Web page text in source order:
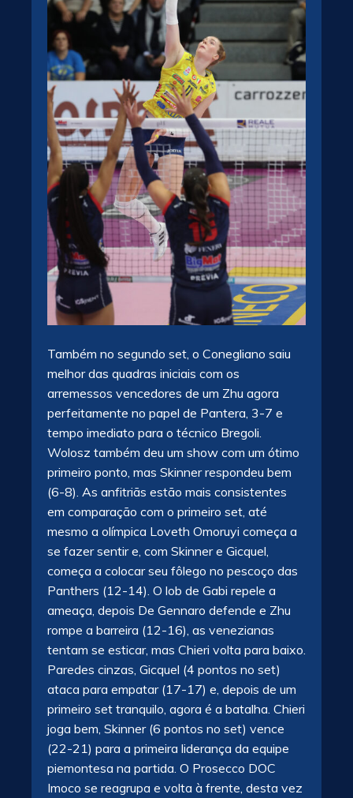
Também no segundo set, o Conegliano saiu
melhor das quadras iniciais com os
arremessos vencedores de um Zhu agora
perfeitamente no papel de Pantera, 3-7 e
tempo imediato para o técnico Bregoli.
Wolosz também deu um show com um ótimo
primeiro ponto, mas Skinner respondeu bem
(6-8). As anfitriãs estão mais consistentes
em comparação com o primeiro set, até
mesmo a olímpica Loveth Omoruyi começa a
se fazer sentir e, com Skinner e Gicquel,
começa a colocar seu fôlego no pescoço das
Panthers (12-14). O lob de Gabi repele a
ameaça, depois De Gennaro defende e Zhu
rompe a barreira (12-16), as venezianas
tentam se esticar, mas Chieri volta para baixo.
Paredes cinzas, Gicquel (4 pontos no set)
ataca para empatar (17-17) e, depois de um
primeiro set tranquilo, agora é a batalha. Chieri
joga bem, Skinner (6 pontos no set) vence
(22-21) para a primeira liderança da equipe
piemontesa na partida. O Prosecco DOC
Imoco se reagrupa e volta à frente, desta vez